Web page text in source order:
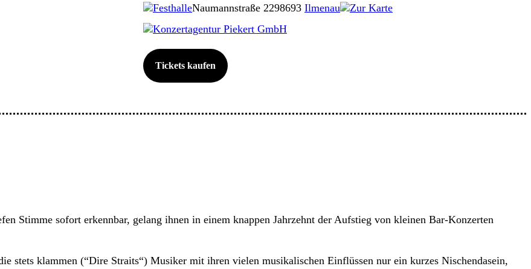
FesthalleNaumannstraße 2298693 Ilmenau
Zur Karte
Konzertagentur Piekert GmbH
Tickets kaufen
Stimme sofort erkennbar, gelang ihnen in einem knappen Jahrzehnt der Aufstieg von kleinen Bar-Konzerten
stets klammen (“Dire Straits“) Musiker mit ihren vielen musikalischen Einflüssen nur ein kurzes Nischendasein,